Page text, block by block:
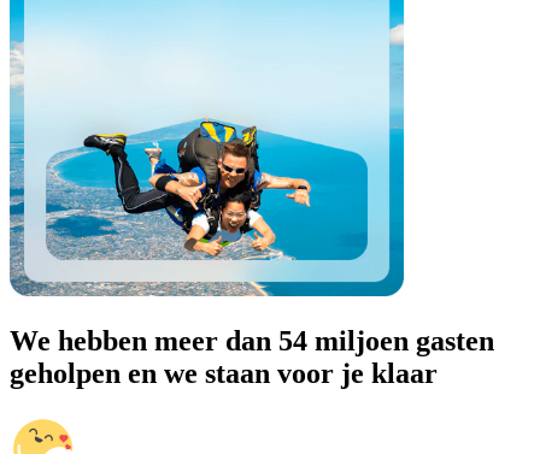
We hebben meer dan 54 miljoen gasten
geholpen en we staan voor je klaar